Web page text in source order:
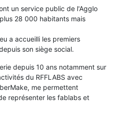
un service public de l'Agglo
28 000 habitants mais
a accueilli les premiers
son siège social.
depuis 10 ans notamment sur
du RFFLABS avec
me permettent
représenter les fablabs et